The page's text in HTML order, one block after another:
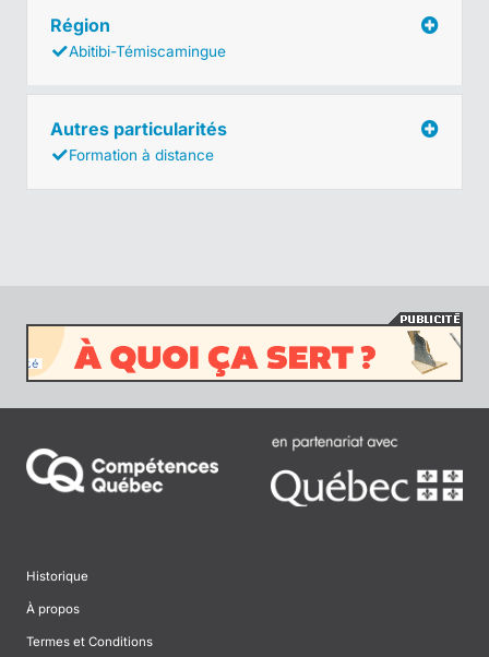
Région
Abitibi-Témiscamingue
Autres particularités
Formation à distance
Historique
À propos
Termes et Conditions